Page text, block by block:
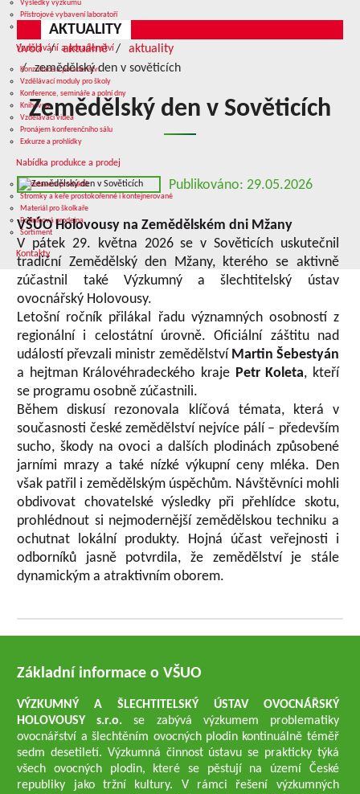
Výsledky výzkumu
Přístrojové vybavení laboratoří
Služby v oblasti výzkumu
Vzdělávání a poradenství
Konzultace a poradenství
Vzdělávací moduly pro školy
Konference, semináře a polní dny
Knihovna
Vzdělávací videa
Pronájem konferenčního sálu
Exkurze a prohlídky
Nabídka produkce a prodej
Představení produktů
Stromky a keře prostokořenné i kontejnerované
Materiál pro školkaře
Podniková prodejna
Sortiment
Kontakty
AKTUALITY
úvod aktuálně
aktuality
zemědělský den v sověticích
Zemědělský den v Sověticích
Publikováno: 29.05.2026
VŠÚO Holovousy na Zemědělském dni Mžany
V pátek 29. května 2026 se v Sověticích uskutečnil
tradiční Zemědělský den Mžany, kterého se aktivně
zúčastnil také Výzkumný a šlechtitelský ústav
ovocnářský Holovousy.
Letošní ročník přilákal řadu významných osobností z
regionální i celostátní úrovně. Oficiální záštitu nad
událostí převzali ministr zemědělství Martin Šebestyán
a hejtman Královéhradeckého kraje Petr Koleta, kteří
se programu osobně zúčastnili.
Během diskusí rezonovala klíčová témata, která v
současnosti české zemědělství nejvíce pálí – především
sucho, škody na ovoci a dalších plodinách způsobené
jarními mrazy a také nízké výkupní ceny mléka. Den
však patřil i zemědělským úspěchům. Návštěvníci mohli
obdivovat chovatelské výsledky při přehlídce skotu,
prohlédnout si nejmodernější zemědělskou techniku a
ochutnat lokální produkty. Hojná účast veřejnosti i
odborníků jasně potvrdila, že zemědělství je stále
dynamickým a atraktivním oborem.
Základní informace o VŠUO
VÝZKUMNÝ A ŠLECHTITELSKÝ ÚSTAV OVOCNÁŘSKÝ
HOLOVOUSY s.r.o.se zabývá výzkumem problematiky
ovocnářství a šlechtěním ovocných plodin kontinuálně téměř
sedm desetiletí. Výzkumná činnost ústavu se prakticky týká
všech ovocných plodin, které se pěstují na území České
republiky jako tržní kultury. V rámci řešení výzkumných